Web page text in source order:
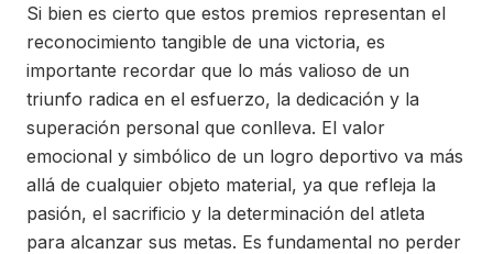
Si bien es cierto que estos premios representan el
reconocimiento tangible de una victoria, es
importante recordar que lo más valioso de un
triunfo radica en el esfuerzo, la dedicación y la
superación personal que conlleva. El valor
emocional y simbólico de un logro deportivo va más
allá de cualquier objeto material, ya que refleja la
pasión, el sacrificio y la determinación del atleta
para alcanzar sus metas. Es fundamental no perder